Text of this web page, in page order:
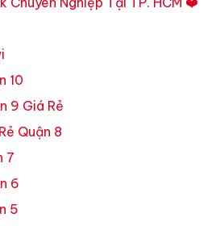
10
9 Giá Rẻ
Quận 8
7
6
5